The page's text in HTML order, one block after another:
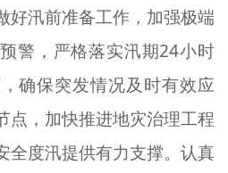
好汛前准备工作，加强极端
警，严格落实汛期24小时
确保突发情况及时有效应
点，加快推进地灾治理工程
全度汛提供有力支撑。认真